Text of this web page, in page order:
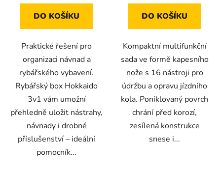
DO KOŠÍKU
Praktické řešení pro
organizaci návnad a
rybářského vybavení.
Rybářský box Hokkaido
3v1 vám umožní
přehledně uložit nástrahy,
návnady i drobné
příslušenství – ideální
pomocník...
DO KOŠÍKU
Kompaktní multifunkční
sada ve formě kapesního
nože s 16 nástroji pro
údržbu a opravu jízdního
kola. Poniklovaný povrch
chrání před korozí,
zesílená konstrukce
snese i...